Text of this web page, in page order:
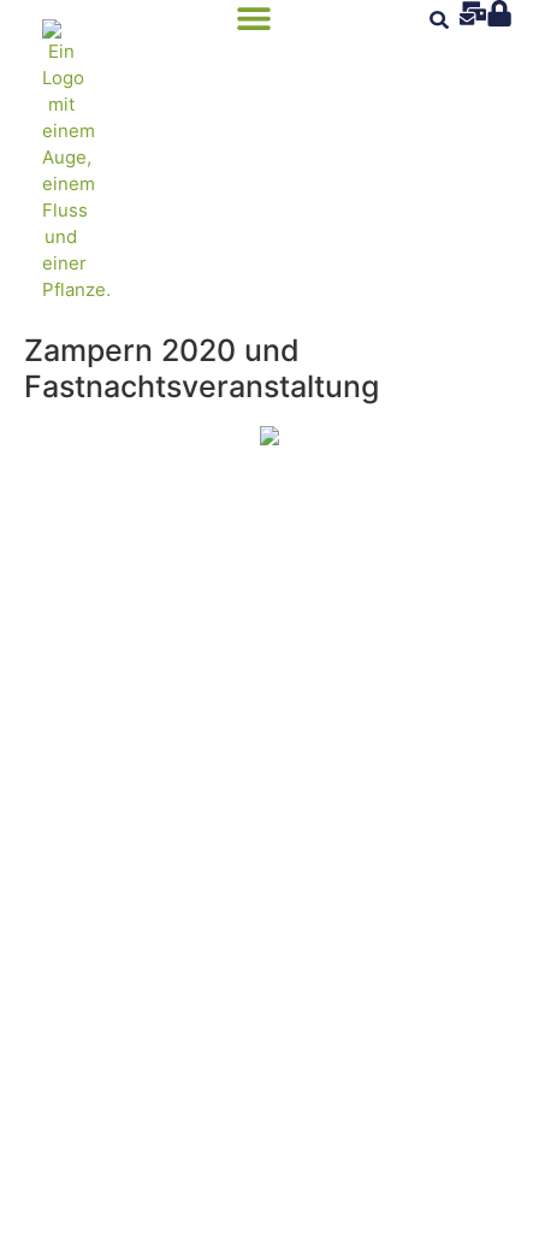
Zampern 2020 und
Fastnachtsveranstaltung